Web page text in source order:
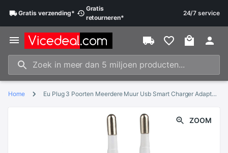
Gratisverzending*
Gratis
retourneren*
24/7 service
Home Eu Plug 3 Poorten Meerdere Muur Usb Smart Charger Adapter Mobiele Telefoon Apparaat 5V 2A Snel Opladen voor Iphone Ipad
ZOOM